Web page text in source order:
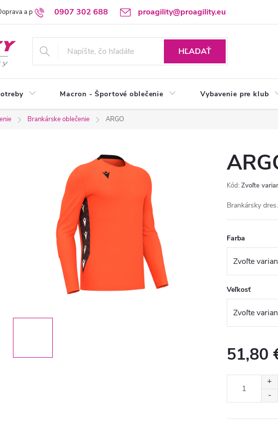
0907 302 688 proagility@proagility.eu
a platba Ochrana osobných údajov / GDPR Výdajné miesto
HĽADAŤ
Macron - Športové oblečenie Vybavenie pre klub
Brankárske oblečenie ARGO
Kód: Zvoľte
Brankársky dres.
Farba
Veľkosť
51,80